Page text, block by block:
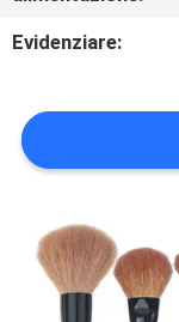
Evidenziare: